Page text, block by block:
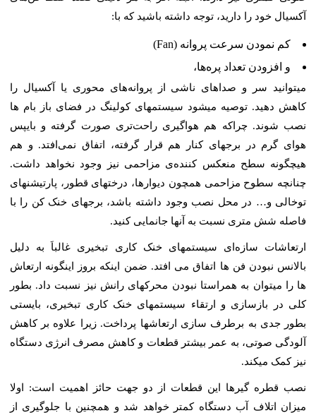
آکسیال خود را دارید، توجه داشته باشید که با:
کم نمودن سرعت پروانه (Fan)
و افزودن تعداد پره‌ها،
میتوانید سر و صداهای ناشی از پروانه‌های محوری یا آکسیال را
کاهش دهید. توصیه میشود سیستمهای کولینگ در فضای باز بام ها
نصب شوند. چراکه هم هواگیری راحت‌تری صورت گرفته و بایپس
هوای گرم در برجهای کنار هم قرار گرفته، اتفاق نمی‌افتد. و هم
هیچگونه سطح منعکس کننده‌ی مزاحمی نیز وجود نخواهد داشت.
چنانچه سطوح مزاحمی همچون دیوارها، درختهای قطور، پارتیشنهای
توخالی و… در محل نصب وجود داشته باشد، برجهای خنک کن را با
فاصله شش متری نسبت به آنها جانمایی کنید.
ارتعاشات سازه‌ای سیستمهای خنک کاری تبخیری غالباَ به دلیل
بالانس نبودن فن ها اتفاق می افتد. ضمن اینکه بروز اینگونه ارتعاش
ها را میتوان به همراستا نبودن محرکهای رانش نیز نسبت داد. بطور
کلی در بازسازی و ارتقاء سیستمهای خنک کاری تبخیری، بایستی
بطور جدی به برطرف سازی ارتعاشها پرداخت. زیرا علاوه بر کاهش
آلودگی صوتی، به عمر بیشتر قطعات و کاهش مصرف انرژی دستگاه
نیز کمک میکند.
نصب قطره گیرها این قطعات از دو جهت حائز اهمیت است: اولا
میزان اتلاف آب دستگاه کمتر خواهد شد و همچنین با جلوگیری از